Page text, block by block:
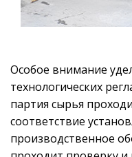
Особое внимание
технологических
партия сырья
соответствие
производственное